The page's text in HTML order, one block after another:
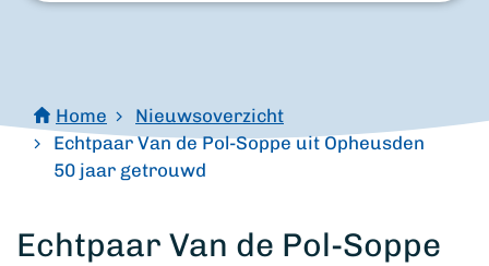
Home
Nieuwsoverzicht
Echtpaar Van de Pol-Soppe uit Opheusden
50 jaar getrouwd
Echtpaar Van de Pol-Soppe